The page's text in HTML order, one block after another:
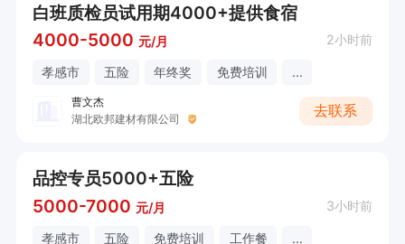
白班质检员试用期4000+提供食宿
4000-5000 元/月 2小时前
孝感市 五险 年终奖 免费培训 ...
曹文杰
湖北欧邦建材有限公司
去联系
品控专员5000+五险
5000-7000 元/月 3小时前
孝感市 五险 免费培训 工作餐 ...